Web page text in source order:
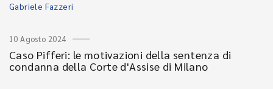
Gabriele Fazzeri
10 Agosto 2024
Caso Pifferi: le motivazioni della sentenza di
condanna della Corte d'Assise di Milano